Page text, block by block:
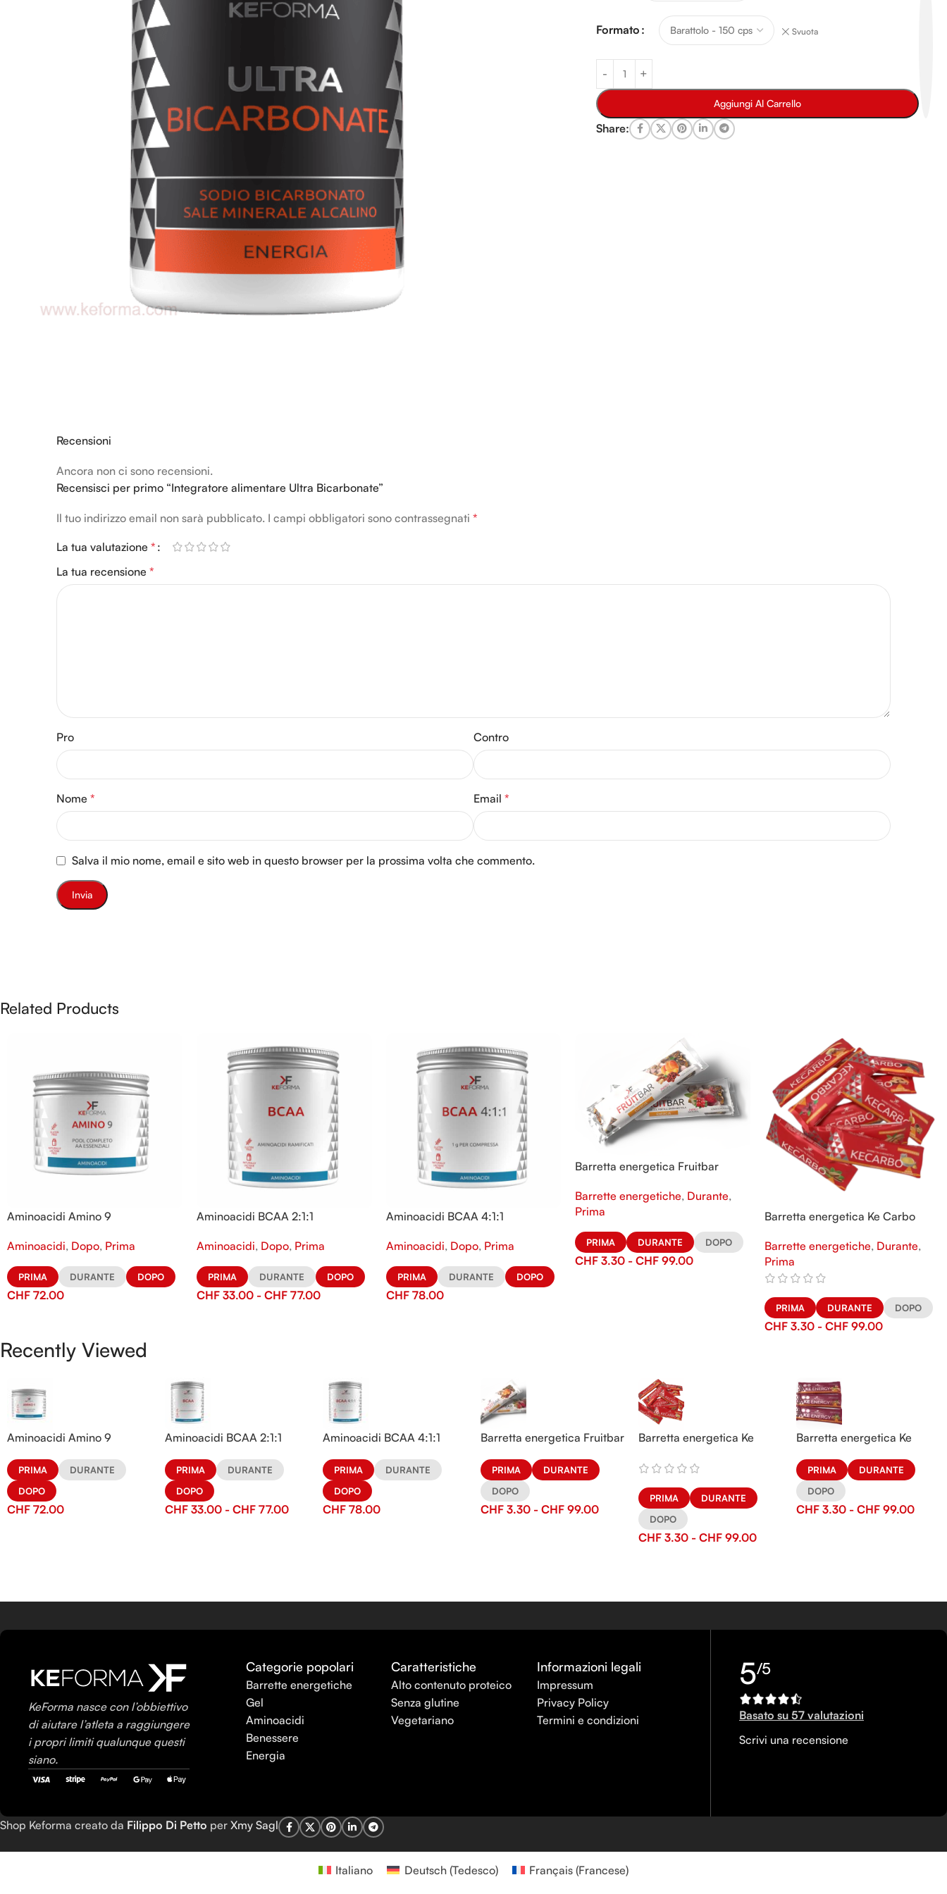
Formato Svuota
Aggiungi Al Carrello
Share:
Recensioni
Ancora non ci sono recensioni.
Recensisci per primo “Integratore alimentare Ultra Bicarbonate”
Il tuo indirizzo email non sarà pubblicato. I campi obbligatori sono contrassegnati *
La tua valutazione *
La tua recensione *
Pro Contro
Nome * Email *
Salva il mio nome, email e sito web in questo browser per la prossima volta che commento.
Alternative:
Related Products
Aminoacidi Amino 9
Aminoacidi, Dopo, Prima
PRIMA DURANTE DOPO
CHF 72.00
Aminoacidi BCAA 2:1:1
Aminoacidi, Dopo, Prima
PRIMA DURANTE DOPO
CHF33.00 - CHF77.00
Aminoacidi BCAA 4:1:1
Aminoacidi, Dopo, Prima
PRIMA DURANTE DOPO
CHF78.00
Barretta energetica Fruitbar
Barrette energetiche, Durante,
Prima
PRIMA DURANTE DOPO
CHF 3.30 - CHF 99.00
Barretta energetica Ke Carbo
Barrette energetiche, Durante,
Prima
PRIMA DURANTE DOPO
CHF 3.30 - CHF 99.00
Recently Viewed
Aminoacidi Amino 9
PRIMA
DURANTE
DOPO
CHF 72.00
Aminoacidi BCAA 2:1:1
PRIMA
DURANTE
DOPO
CHF 33.00 - CHF 77.00
Aminoacidi BCAA 4:1:1
PRIMA
DURANTE
DOPO
CHF 78.00
Barretta energetica Fruitbar
PRIMA
DURANTE
DOPO
CHF 3.30 - CHF 99.00
Barretta energetica Ke
PRIMA
DURANTE
DOPO
CHF 3.30 - CHF 99.00
Barretta energetica Ke
PRIMA
DURANTE
DOPO
CHF 3.30 - CHF 99.00
KeForma nasce con l’obbiettivo
di aiutare l’atleta a raggiungere
i propri limiti qualunque questi
siano.
Categorie popolari
Barrette energetiche
Gel
Aminoacidi
Benessere
Energia
Caratteristiche
Alto contenuto proteico
Senza glutine
Vegetariano
Informazioni legali
Impressum
Privacy Policy
Termini e condizioni
5/5
Basato su 57 valutazioni
Scrivi una recensione
Shop Keforma creato da Filippo Di Petto per Xmy Sagl
Italiano Deutsch(Tedesco) Français (Francese)